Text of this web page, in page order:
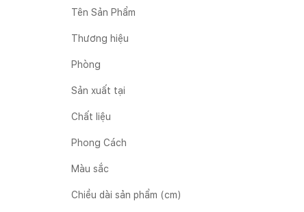
Tên Sản Phẩm
Thương hiệu
Phòng
Sản xuất tại
Chất liệu
Phong Cách
Màu sắc
Chiều dài sản phẩm (cm)